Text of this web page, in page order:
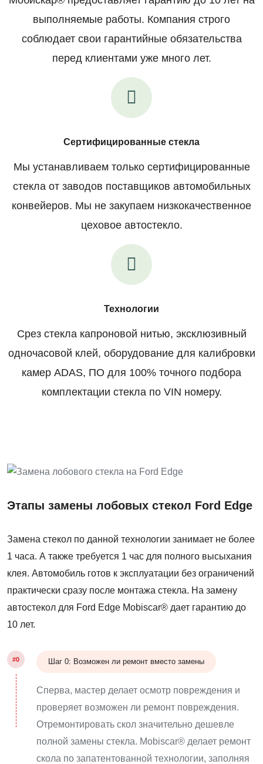
выполняемые работы. Компания строго
соблюдает свои гарантийные обязательства
перед клиентами уже много лет.
Сертифицированные стекла
Мы устанавливаем только сертифицированные
стекла от заводов поставщиков автомобильных
конвейеров. Мы не закупаем низкокачественное
цеховое автостекло.
Технологии
Срез стекла капроновой нитью, эксклюзивный
одночасовой клей, оборудование для калибровки
камер ADAS, ПО для 100% точного подбора
комплектации стекла по VIN номеру.
Этапы замены лобовых стекол Ford Edge
Замена стекол по данной технологии занимает не более
1 часа. А также требуется 1 час для полного высыхания
клея. Автомобиль готов к эксплуатации без ограничений
практически сразу после монтажа стекла. На замену
автостекол для Ford Edge Mobiscar® дает гарантию до
10 лет.
#0 Шаг 0: Возможен ли ремонт вместо замены
Сперва, мастер делает осмотр повреждения и
проверяет возможен ли ремонт повреждения.
Отремонтировать скол значительно дешевле
полной замены стекла. Mobiscar® делает ремонт
скола по запатентованной технологии, заполняя